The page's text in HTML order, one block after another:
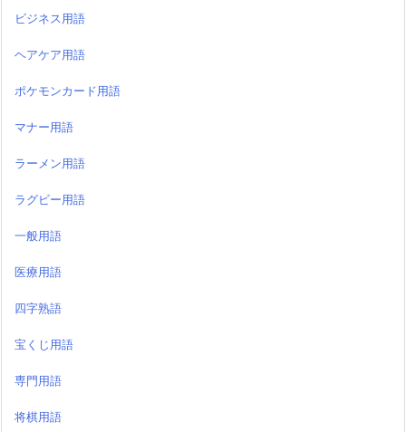
ビジネス用語
ヘアケア用語
ポケモンカード用語
マナー用語
ラーメン用語
ラグビー用語
一般用語
医療用語
四字熟語
宝くじ用語
専門用語
将棋用語